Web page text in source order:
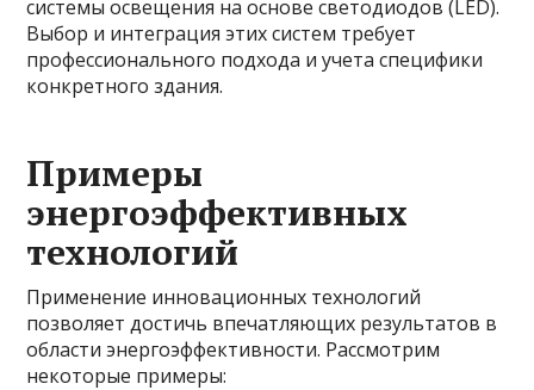
системы освещения на основе светодиодов (LED).
Выбор и интеграция этих систем требует
профессионального подхода и учета специфики
конкретного здания.
Примеры
энергоэффективных
технологий
Применение инновационных технологий
позволяет достичь впечатляющих результатов в
области энергоэффективности. Рассмотрим
некоторые примеры: